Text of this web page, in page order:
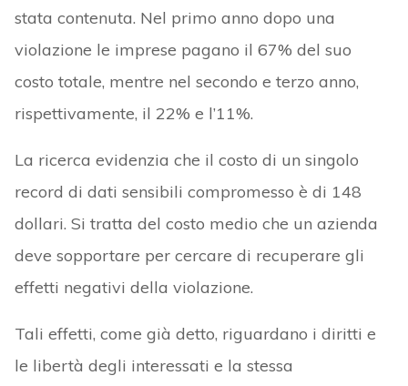
stata contenuta. Nel primo anno dopo una
violazione le imprese pagano il 67% del suo
costo totale, mentre nel secondo e terzo anno,
rispettivamente, il 22% e l’11%.
La ricerca evidenzia che il costo di un singolo
record di dati sensibili compromesso è di 148
dollari. Si tratta del costo medio che un azienda
deve sopportare per cercare di recuperare gli
effetti negativi della violazione.
Tali effetti, come già detto, riguardano i diritti e
le libertà degli interessati e la stessa